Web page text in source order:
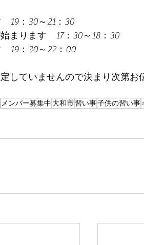
19：30～21：30
まります　17：30～18：30
19：30～22：00
していませんので決まり次第お
メンバー募集中 大和市習い事子供の習い事